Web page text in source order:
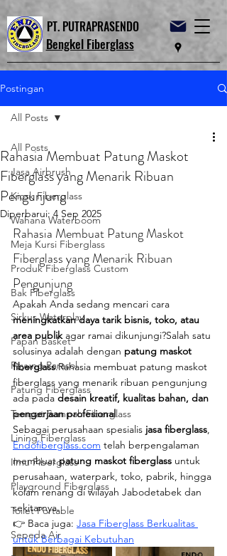
PT. PUTRAPRASENDO
Bengkel Fiberglass
Postingan
All Posts
Jasa Airbrush
Kiosk Fiberglass
Wahana Waterboom
Meja Kursi Fiberglass
Produk Fiberglass Custom
Bak Fiberglass
Sirkus Waterplay
Papan Basket
Payung Parasol
Patung Fiberglass
Tempat Sampah Fiberglass
Lining Fiberglass
Ilmu Fiberglass
Playground Fiberglass
Toilet Portable
Sepeda Air
All Posts
Rahasia Membuat Patung Maskot
Fiberglass yang Menarik Ribuan
Pengunjung
Diperbarui:4 Sep 2025
Rahasia Membuat Patung Maskot
Fiberglass yang Menarik Ribuan
Pengunjung
Apakah Anda sedang mencari cara
meningkatkan daya tarik bisnis, toko, atau
area publik agar ramai dikunjungi?Salah satu
solusinya adalah dengan patung maskot
fiberglass.Rahasia membuat patung maskot
fiberglass yang menarik ribuan pengunjung
ada pada desain kreatif, kualitas bahan, dan
pengerjaan profesional.
Sebagai perusahaan spesialis jasa fiberglass,
Endofiberglass.com telah berpengalaman
membuat patung maskot fiberglass untuk
perusahaan, waterpark, toko, pabrik, hingga
kolam renang di wilayah Jabodetabek dan
sekitarnya.
👉 Baca juga: Jasa Fiberglass Berkualitas
untuk Berbagai Kebutuhan